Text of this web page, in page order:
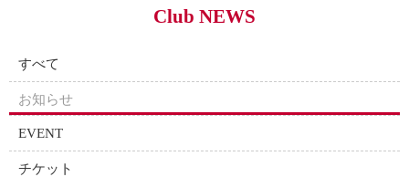
Club NEWS
すべて
お知らせ
EVENT
チケット